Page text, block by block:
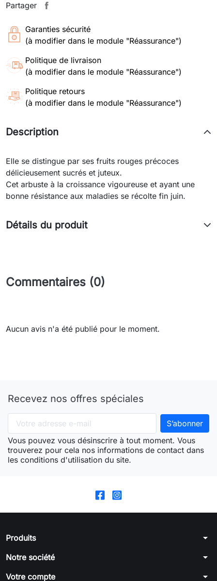
Partager
Garanties sécurité
(à modifier dans le module "Réassurance")
Politique de livraison
(à modifier dans le module "Réassurance")
Politique retours
(à modifier dans le module "Réassurance")
Description
Elle se distingue par ses fruits rouges précoces
délicieusement sucrés et juteux.
Cet arbuste à la croissance vigoureuse et ayant une
bonne résistance aux maladies se récolte fin juin.
Détails du produit
Commentaires (0)
Aucun avis n'a été publié pour le moment.
Recevez nos offres spéciales
Vous pouvez vous désinscrire à tout moment. Vous
trouverez pour cela nos informations de contact dans
les conditions d'utilisation du site.
Produits arrow_drop_down
Notre société arrow_drop_down
Votre compte arrow_drop_down